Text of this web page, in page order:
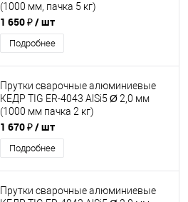
(1000 мм, пачка 5 кг)
1 650 ₽/ шт
Подробнее
Прутки сварочные алюминиевые
КЕДР TIG ER-4043 AlSi5 Ø 2,0 мм
(1000 мм пачка 2 кг)
1 670 ₽/ шт
Подробнее
Прутки сварочные алюминиевые